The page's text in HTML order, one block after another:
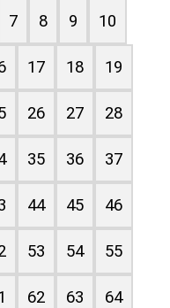
7 8 9 10
17 18 19
26 27 28
35 36 37
44 45 46
53 54 55
62 63 64